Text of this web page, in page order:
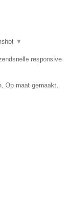
▼
responsive
Op maat gemaakt,